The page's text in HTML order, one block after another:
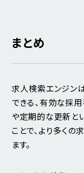
まとめ
求人検索エンジン
できる、有効な採
や定期的な更新と
ことで、より多く
ます。